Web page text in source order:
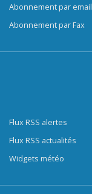
Abonnement par email
Abonnement par Fax
Flux RSS alertes
Flux RSS actualités
Widgets météo